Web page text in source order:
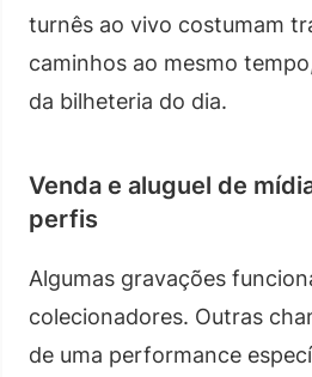
turnês ao vivo costumam
caminhos ao mesmo
da bilheteria do dia.
Venda e aluguel de
perfis
Algumas gravações
colecionadores. Outras
de uma performance